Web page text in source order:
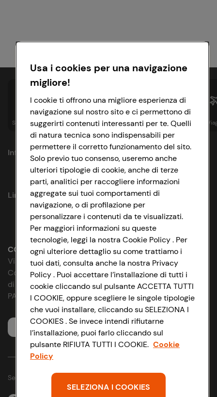
Spesa online Assicurazioni Sapori& Istituzionale
Informazioni
Privacy Policy
Cookie Policy
Impostazioni Cookie
Accessibilità
D&I e Parità di Genere
Strategia Fiscale
Link utili
Lavora con noi
Le cooperative
News & Approfondimenti
Richiami prodotto
Whistleblowing
CONAD SOCIETÀ COOPERATIVA
Via Michelino, 59 | 40127 BOLOGNA
Codice Fiscale e Registro Imprese
di Bologna 00865960157
PARTITA IVA 03320960374
Seguici sui Social:
Usa i cookies per una navigazione
migliore!
I cookie ti offrono una migliore esperienza di
navigazione sul nostro sito e ci permettono di
suggerirti contenuti interessanti per te. Quelli
di natura tecnica sono indispensabili per
permettere il corretto funzionamento del sito.
Solo previo tuo consenso, useremo anche
ulteriori tipologie di cookie, anche di terze
parti, analitici per raccogliere informazioni
aggregate sui tuoi comportamenti di
navigazione, o di profilazione per
personalizzare i contenuti da te visualizzati.
Per maggiori informazioni su queste
tecnologie, leggi la nostra Cookie Policy . Per
ogni ulteriore dettaglio su come trattiamo i
tuoi dati, consulta anche la nostra Privacy
Policy . Puoi accettare l’installazione di tutti i
cookie cliccando sul pulsante ACCETTA TUTTI
I COOKIE, oppure scegliere le singole tipologie
che vuoi installare, cliccando su SELEZIONA I
COOKIES . Se invece intendi rifiutarne
l’installazione, puoi farlo cliccando sul
pulsante RIFIUTA TUTTI I COOKIE. Cookie
Policy
SELEZIONA I COOKIES